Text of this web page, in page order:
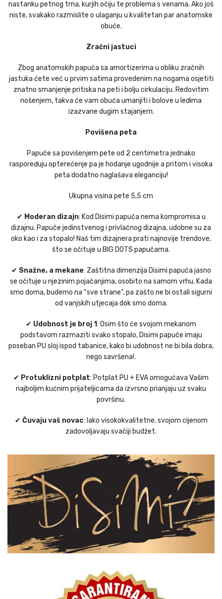
nastanku petnog trna, kurjih očiju te problema s venama. Ako još
niste, svakako razmislite o ulaganju u kvalitetan par anatomske
obuće.
Zračni jastuci
Zbog anatomskih papuča sa amortizerima u obliku zračnih
jastuka ćete već u prvim satima provedenim na nogama osjetiti
znatno smanjenje pritiska na peti i bolju cirkulaciju. Redovitim
nošenjem, takva će vam obuća umanjiti i bolove u leđima
izazvane dugim stajanjem.
Povišena peta
Papuče sa povišenjem pete od 2 centimetra jednako
raspoređuju opterećenje pa je hodanje ugodnije a pritom i visoka
peta dodatno naglašava eleganciju!
Ukupna visina pete 5,5 cm
✔ Moderan dizajn: Kod Disimi papuča nema kompromisa u
dizajnu. Papuče jedinstvenog i privlačnog dizajna, udobne su za
oko kao i za stopalo! Naš tim dizajnera prati najnovije trendove,
što se očituje u BIG DOTS papučama.
✔ Snažne, a mekane: Zaštitna dimenzija Disimi papuča jasno
se očituje u njezinim pojačanjima, osobito na samom vrhu. Kada
smo doma, budemo na “sve strane”, pa zašto ne bi ostali sigurni
od vanjskih utjecaja dok smo doma.
✔ Udobnost je broj 1: Osim što će svojom mekanom
podstavom razmaziti svako stopalo, Disimi papuče imaju
poseban PU sloj ispod tabanice, kako bi udobnost ne bi bila dobra,
nego savršena!.
✔ Protuklizni potplat: Potplat PU + EVA omogućava Vašim
najboljim kućnim prijateljicama da izvrsno prianjaju uz svaku
površinu.
✔ Čuvaju vaš novac: Iako visokokvalitetne, svojom cijenom
zadovoljavaju svačiji budžet.